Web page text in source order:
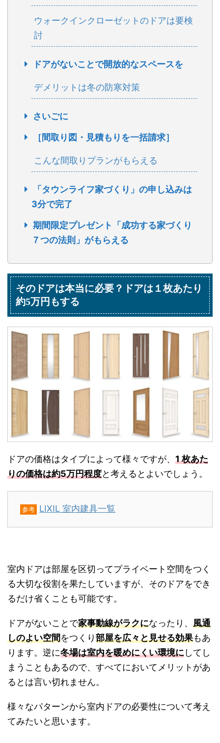
ウォークインクローゼットのドアは要検
討
ドアがないことで開放的なスペースを
デメリットは冬の防寒対策
さいごに
［間取り図・見積もりを一括請求］
こんな間取りプランがもらえる
「タウンライフ家づくり」の申し込みは
3分で完了
期間限定プレゼント「成功する家づくり
７つの法則」がもらえる
そのドアは本当に必要？ドアは１枚あたり
約5万円もする
ドアの価格はタイプによって様々ですが、 1 枚あた
りの価格は約5万円程度と考えるとよいでしょう。
参考 LIXIL 室内建具一覧
室内ドアは部屋を区切ってプライベート空間をつく
る大切な役割を果たしていますが、そのドアをでき
るだけ省くことも可能です。
ドアがないことで家事動線がラクになったり、 風通
しのよい空間をつくり部屋を広々と見せる効果もあ
ります。逆に冬場は室内を暖めにくい環境にしてし
まうこともあるので、すべてにおいてメリットがあ
るとは言い切れません。
様々なパターンから室内ドアの必要性について考え
てみたいと思います。